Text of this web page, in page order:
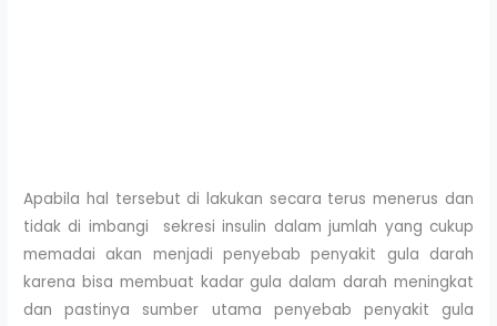
Apabila hal tersebut di lakukan secara terus menerus dan
tidak di imbangi sekresi insulin dalam jumlah yang cukup
memadai akan menjadi penyebab penyakit gula darah
karena bisa membuat kadar gula dalam darah meningkat
dan pastinya sumber utama penyebab penyakit gula